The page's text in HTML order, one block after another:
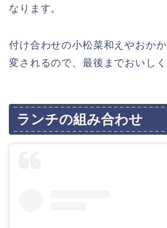
なります。
付け合わせの小松菜和えやおか
変されるので、最後までおいしく
ランチの組み合わせ